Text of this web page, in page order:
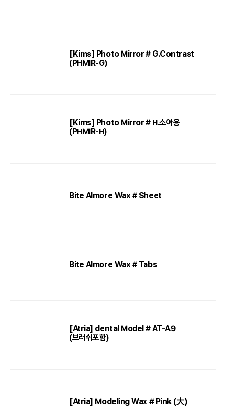
[Kims] Photo Mirror # G.Contrast
(PHMIR-G)
[Kims] Photo Mirror # H.소아용
(PHMIR-H)
Bite Almore Wax # Sheet
Bite Almore Wax # Tabs
[Atria] dental Model # AT-A9
(브러쉬포함)
[Atria] Modeling Wax # Pink (大)